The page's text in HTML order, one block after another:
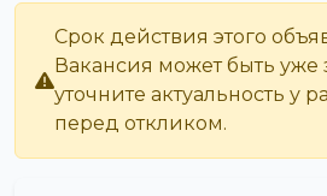
Срок действия этого
Вакансия может быть уже
уточните актуальность у
перед откликом.